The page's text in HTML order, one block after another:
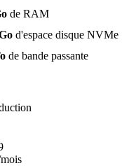
de RAM
d'espace disque NVMe
de bande passante